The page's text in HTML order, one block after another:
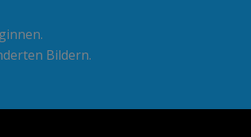
Bildern.